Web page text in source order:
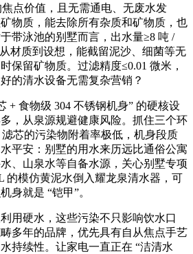
点价值，且无需通电、无废水发
物质，能去除所有杂质和矿物质，也
带泳池的别墅而言，出水量≥8 吨 /
材质到设想，能截留泥沙、细菌等无
保留矿物质。过滤精度≤0.01 微米，
的清水设备无需复杂营销？
食物级 304 不锈钢机身” 的硬核设
，从泉源规避健康风险。抓住三个环
芯的污染物附着率极低，机身段质
平安：别墅的用水来历远比通俗公寓
、山泉水等自备水源，关心别墅专项
的模仿黄泥水倒入耀龙泉清水器，可
身就是 “铠甲”。
硬水，这些污染不只影响饮水口
多年的品牌，优先具有自从焦点手艺
持续性。让家电一直正在 “洁清水